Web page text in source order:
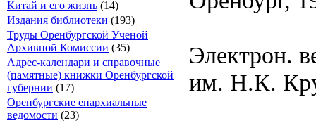
Китай и его жизнь (14)
Издания библиотеки (193)
Труды Оренбургской Ученой
Архивной Комиссии (35)
Адрес-календари и справочные
(памятные) книжки Оренбургской
губернии (17)
Оренбургские епархиальные
ведомости (23)
Электрон.
им. Н.К.